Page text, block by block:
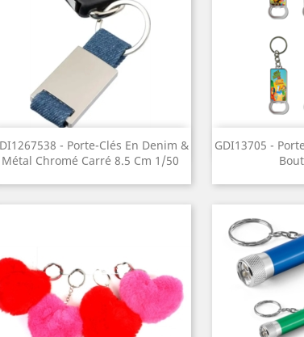
- Porte-Clés En Denim &
Métal Chromé Carré 8.5 Cm 1/50
Aperçu rapide
GDI13705 -
